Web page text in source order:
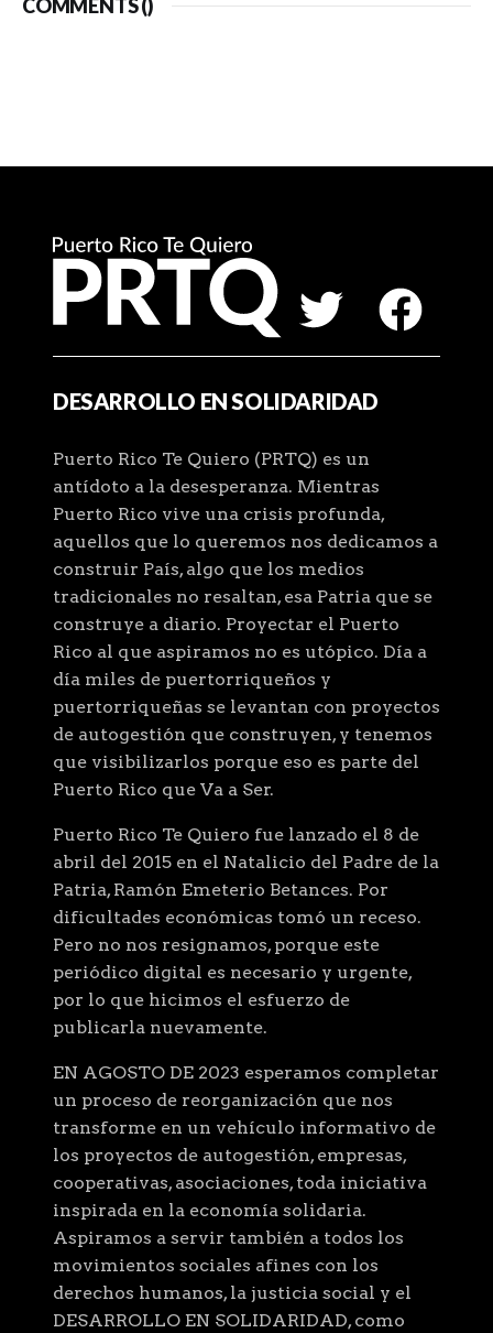
COMMENTS ()
DESARROLLO EN SOLIDARIDAD
Puerto Rico Te Quiero (PRTQ) es un
antídoto a la desesperanza. Mientras
Puerto Rico vive una crisis profunda,
aquellos que lo queremos nos dedicamos a
construir País, algo que los medios
tradicionales no resaltan, esa Patria que se
construye a diario. Proyectar el Puerto
Rico al que aspiramos no es utópico. Día a
día miles de puertorriqueños y
puertorriqueñas se levantan con proyectos
de autogestión que construyen, y tenemos
que visibilizarlos porque eso es parte del
Puerto Rico que Va a Ser.
Puerto Rico Te Quiero fue lanzado el 8 de
abril del 2015 en el Natalicio del Padre de la
Patria, Ramón Emeterio Betances. Por
dificultades económicas tomó un receso.
Pero no nos resignamos, porque este
periódico digital es necesario y urgente,
por lo que hicimos el esfuerzo de
publicarla nuevamente.
EN AGOSTO DE 2023 esperamos completar
un proceso de reorganización que nos
transforme en un vehículo informativo de
los proyectos de autogestión, empresas,
cooperativas, asociaciones, toda iniciativa
inspirada en la economía solidaria.
Aspiramos a servir también a todos los
movimientos sociales afines con los
derechos humanos, la justicia social y el
DESARROLLO EN SOLIDARIDAD, como